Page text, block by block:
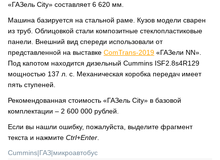
«ГАЗель City» составляет 6 620 мм.
Машина базируется на стальной раме. Кузов модели сварен
из труб. Облицовкой стали композитные стеклопластиковые
панели. Внешний вид спереди использовали от
представленной на выставке ComTrans-2019 «ГАЗели NN».
Под капотом находится дизельный Cummins ISF2.8s4R129
мощностью 137 л. с. Механическая коробка передач имеет
пять ступеней.
Рекомендованная стоимость «ГАЗель City» в базовой
комплектации – 2 600 000 рублей.
Если вы нашли ошибку, пожалуйста, выделите фрагмент
текста и нажмите Ctrl+Enter
Cummins|ГАЗ|микроавтобус